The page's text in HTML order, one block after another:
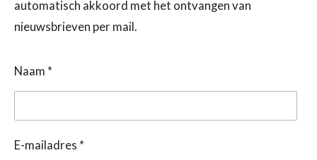
automatisch akkoord met het ontvangen van
nieuwsbrieven per mail.
Naam *
E-mailadres *